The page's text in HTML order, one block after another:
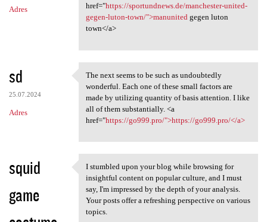
Adres
href="https://sportundnews.de/manchester-united-
gegen-luton-town/">manunitedgegen luton
town</a>
sd
25.07.2024
Adres
The next seems to be such as
The next seems to be such as undoubtedly
wonderful. Each one of these small factors are
made by utilizing quantity of basis attention. I like
all of them substantially. <a
href="https://go999.pro/">https://go999.pro/</a>
squid
game
I stumbled upon your blog
I stumbled upon your blog while browsing for
insightful content on popular culture, and I must
say, I'm impressed by the depth of your analysis.
Your posts offer a refreshing perspective on various
topics.